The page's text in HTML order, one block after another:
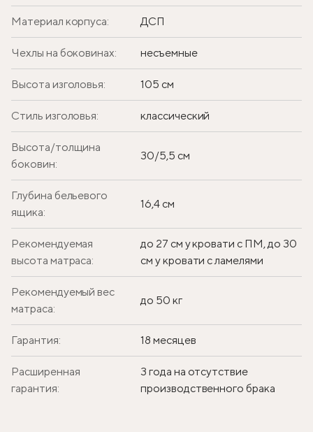
Материал корпуса: ДСП
Чехлы на боковинах: несъемные
Высота изголовья: 105 см
Стиль изголовья: классический
Высота/толщина
боковин:
30/5,5 см
Глубина бельевого
ящика:
16,4 см
Рекомендуемая
высота матраса:
до 27 см у кровати с ПМ, до 30
см у кровати с ламелями
Рекомендуемый вес
матраса:
до 50 кг
Гарантия: 18 месяцев
Расширенная
гарантия:
3 года на отсутствие
производственного брака